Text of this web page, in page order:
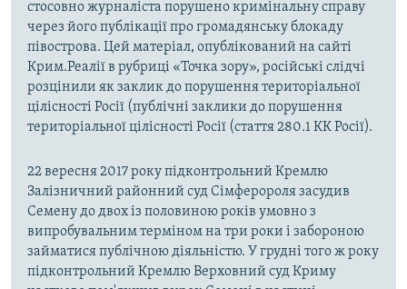
стосовно журналіста порушено кримінальну справу
через його публікації про громадянську блокаду
півострова. Цей матеріал, опублікований на сайті
Крим.Реалії в рубриці «Точка зору», російські слідчі
розцінили як заклик до порушення територіальної
цілісності Росії (публічні заклики до порушення
територіальної цілісності Росії (стаття 280.1 КК Росії).
22 вересня 2017 року підконтрольний Кремлю
Залізничний районний суд Сімферороля засудив
Семену до двох із половиною років умовно з
випробувальним терміном на три роки і забороною
займатися публічною діяльністю. У грудні того ж року
підконтрольний Кремлю Верховний суд Криму